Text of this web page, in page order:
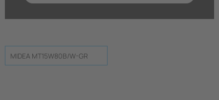
MIDEA MT15W80B/W-GR